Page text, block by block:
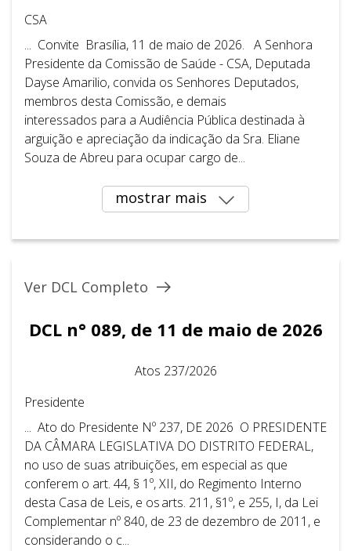
CSA
... Convite Brasília, 11 de maio de 2026. A Senhora
Presidente da Comissão de Saúde - CSA, Deputada
Dayse Amarilio, convida os Senhores Deputados,
membros desta Comissão, e demais
interessados para a Audiência Pública destinada à
arguição e apreciação da indicação da Sra. Eliane
Souza de Abreu para ocupar cargo de...
mostrar mais
Ver DCL Completo
DCL n° 089, de 11 de maio de 2026
Atos 237/2026
Presidente
... Ato do Presidente Nº 237, DE 2026 O PRESIDENTE
DA CÂMARA LEGISLATIVA DO DISTRITO FEDERAL,
no uso de suas atribuições, em especial as que
conferem o art. 44, § 1º, XII, do Regimento Interno
desta Casa de Leis, e os arts. 211, §1º, e 255, I, da Lei
Complementar nº 840, de 23 de dezembro de 2011, e
considerando o c...